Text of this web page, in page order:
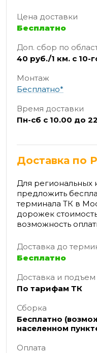
Цена доставки
Бесплатно
Доп. сбор по
40 руб./1 км. с 10-
Монтаж
Бесплатно*
Время доставки
Пн-сб с 10.00 до
Доставка по
Для региональных
предложить
терминала ТК в
дорожек
возможность
Доставка до
Бесплатно
Доставка и подъем
По тарифам ТК
Сборка
Бесплатно
населенном
Оплата